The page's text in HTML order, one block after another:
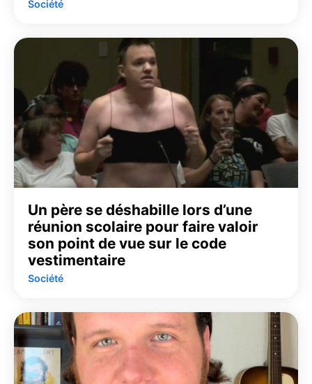
Société
Un père se déshabille lors d’une
réunion scolaire pour faire valoir
son point de vue sur le code
vestimentaire
Société